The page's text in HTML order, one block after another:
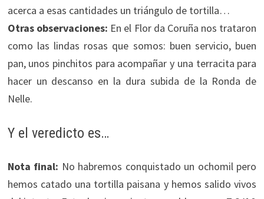
acerca a esas cantidades un triángulo de tortilla…
Otras observaciones: En el Flor da Coruña nos trataron
como las lindas rosas que somos: buen servicio, buen
pan, unos pinchitos para acompañar y una terracita para
hacer un descanso en la dura subida de la Ronda de
Nelle.
Y el veredicto es…
Nota final: No habremos conquistado un ochomil pero
hemos catado una tortilla paisana y hemos salido vivos